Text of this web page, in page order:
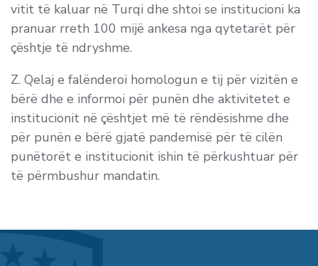
vitit të kaluar në Turqi dhe shtoi se institucioni ka
pranuar rreth 100 mijë ankesa nga qytetarët për
çështje të ndryshme.
Z. Qelaj e falënderoi homologun e tij për vizitën e
bërë dhe e informoi për punën dhe aktivitetet e
institucionit në çështjet më të rëndësishme dhe
për punën e bërë gjatë pandemisë për të cilën
punëtorët e institucionit ishin të përkushtuar për
të përmbushur mandatin.